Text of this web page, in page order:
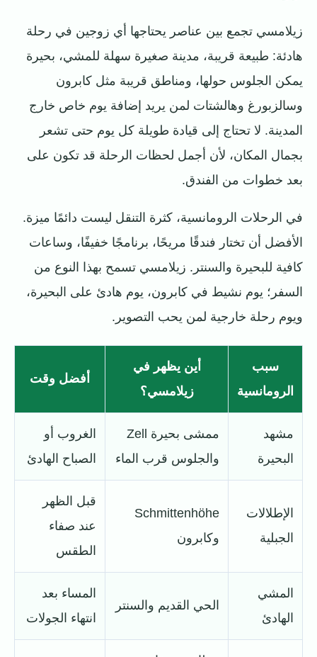
زيلامسي تجمع بين عناصر يحتاجها أي زوجين في رحلة
هادئة: طبيعة قريبة، مدينة صغيرة سهلة للمشي، بحيرة
يمكن الجلوس حولها، ومناطق قريبة مثل كابرون
وسالزبورغ وهالشتات لمن يريد إضافة يوم خاص خارج
المدينة. لا تحتاج إلى قيادة طويلة كل يوم حتى تشعر
بجمال المكان، لأن أجمل لحظات الرحلة قد تكون على
بعد خطوات من الفندق.
في الرحلات الرومانسية، كثرة التنقل ليست دائمًا ميزة.
الأفضل أن تختار فندقًا مريحًا، برنامجًا خفيفًا، وساعات
كافية للبحيرة والسنتر. زيلامسي تسمح بهذا النوع من
السفر؛ يوم نشيط في كابرون، يوم هادئ على البحيرة،
ويوم رحلة خارجية لمن يحب التصوير.
سبب
الرومانسية
أين يظهر في
زيلامسي؟
أفضل وقت
مشهد
البحيرة
ممشى بحيرة Zell
والجلوس قرب الماء
الغروب أو
الصباح الهادئ
الإطلالات
الجبلية
Schmittenhöhe
وكابرون
قبل الظهر
عند صفاء
الطقس
المشي
الهادئ
الحي القديم والسنتر
المساء بعد
انتهاء الجولات